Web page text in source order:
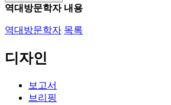
역대방문학자 내용
역대방문학자 목록
디자인
보고서
브리핑